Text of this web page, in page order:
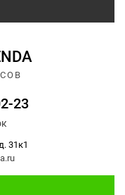
23
31к1